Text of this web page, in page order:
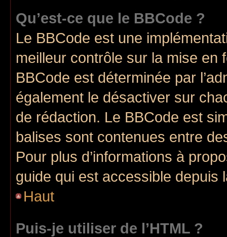
Qu’est-ce que le BBCode ?
Le BBCode est une
meilleur contrôle sur la mise en
BBCode est déterminée par
également le désactiver sur
de rédaction. Le BBCode est
balises sont contenues entre
Pour plus d’informations à
guide qui est accessible depuis
Haut
Puis-je utiliser de l’HTML ?